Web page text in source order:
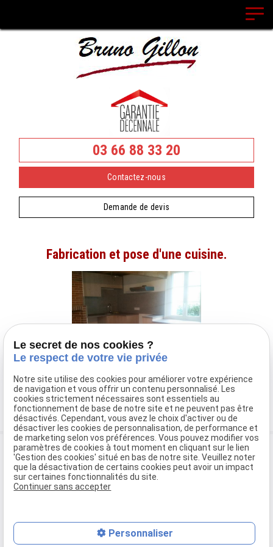
03 66 88 33 20
Contactez-nous
Demande de devis
Fabrication et pose d'une cuisine.
Contact
Retour à la liste
5 Rue Germain
60650 Hanvoile
Le secret de nos cookies ?
Le respect de votre vie privée
Notre site utilise des cookies pour améliorer votre expérience
de navigation et vous offrir un contenu personnalisé. Les
cookies strictement nécessaires sont essentiels au
fonctionnement de base de notre site et ne peuvent pas être
désactivés. Cependant, vous avez le choix d'activer ou de
désactiver les cookies de personnalisation, de performance et
de marketing selon vos préférences. Vous pouvez modifier vos
paramètres de cookies à tout moment en cliquant sur le lien
'Gestion des cookies' situé en bas de notre site. Veuillez noter
que la désactivation de certains cookies peut avoir un impact
sur certaines fonctionnalités du site.
Continuer sans accepter
Personnaliser